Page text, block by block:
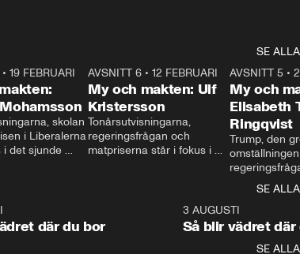
SE ALLA
24:30
19 FEBRUARI
skolan
i Liberalerna
i det sjunde
My
ställer
och
27:30
AVSNITT 6 •12 FEBRUARI
My och makten: Ulf
Kristersson
Tonårsutvisningarna,
regeringsfrågan och
matpriserna står i fokus i
Rohwedder ställer
statsminister Ulf Kristersson
AVSNITT 5 •
My och
Elisabeth
Ringqvist
Trump, den
centrum i
avsnittet av
Makten”. Se
Aftonbladets
SE ALLA
där du bor
3 AUGUSTI
Så blir vädret där
SE ALLA